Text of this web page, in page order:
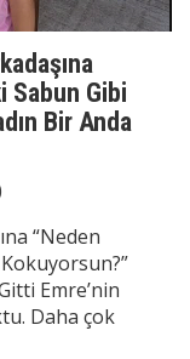
Sabun Gibi
Bir Anda
“Neden
Emre’nin
Daha çok